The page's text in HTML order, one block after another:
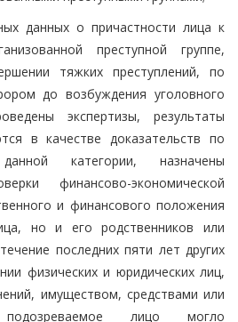
данных о причастности лица к
преступной группе,
тяжких преступлений, по
до возбуждения уголовного
экспертизы, результаты
в качестве доказательств по
категории, назначены
финансово-экономической
и финансового положения
но и его родственников или
последних пяти лет других
физических и юридических лиц,
имуществом, средствами или
лицо могло